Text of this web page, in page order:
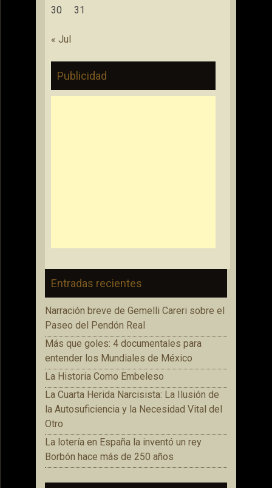
30
31
« Jul
Publicidad
Entradas recientes
Narración breve de Gemelli Careri sobre el
Paseo del Pendón Real
Más que goles: 4 documentales para
entender los Mundiales de México
La Historia Como Embeleso
La Cuarta Herida Narcisista: La Ilusión de
la Autosuficiencia y la Necesidad Vital del
Otro
La lotería en España la inventó un rey
Borbón hace más de 250 años